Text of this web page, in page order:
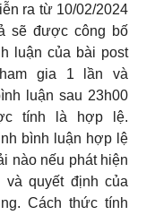
ra từ 10/02/2024
sẽ được công bố
luận của bài post
gia 1 lần và
luận sau 23h00
tính là hợp lệ.
bình luận hợp lệ
nào nếu phát hiện
quyết định của
Cách thức tính